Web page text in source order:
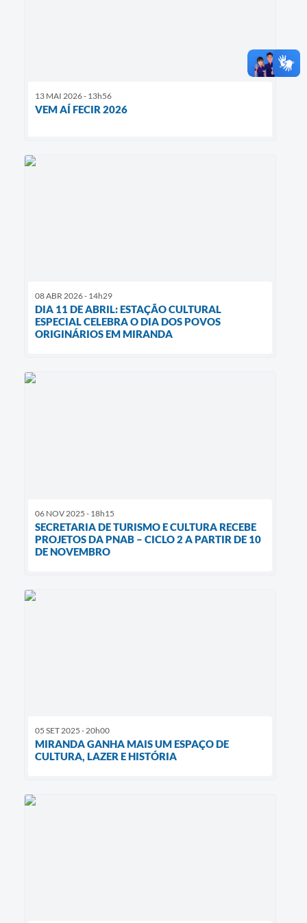
13 MAI 2026 - 13h56
VEM AÍ FECIR 2026
08 ABR 2026 - 14h29
DIA 11 DE ABRIL: ESTAÇÃO CULTURAL
ESPECIAL CELEBRA O DIA DOS POVOS
ORIGINÁRIOS EM MIRANDA
06 NOV 2025 - 18h15
SECRETARIA DE TURISMO E CULTURA RECEBE
PROJETOS DA PNAB – CICLO 2 A PARTIR DE 10
DE NOVEMBRO
05 SET 2025 - 20h00
MIRANDA GANHA MAIS UM ESPAÇO DE
CULTURA, LAZER E HISTÓRIA